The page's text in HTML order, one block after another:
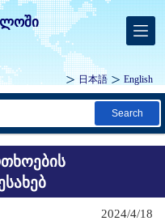
日本語 English
Search
2024/4/18